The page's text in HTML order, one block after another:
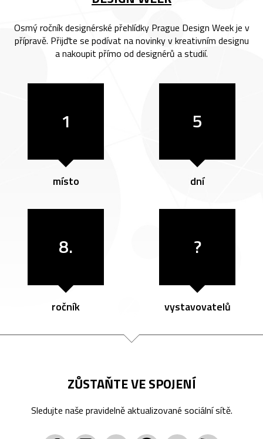
Osmý ročník designérské přehlídky Prague Design Week je v
přípravě. Přijďte se podívat na novinky v kreativním designu
a nakoupit přímo od designérů a studií.
1
místo
5
dní
8.
ročník
?
vystavovatelů
ZŮSTAŇTE VE SPOJENÍ
Sledujte naše pravidelně aktualizované sociální sítě.